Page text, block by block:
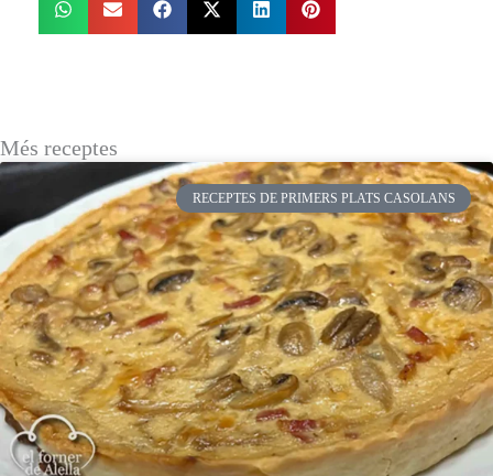
Més receptes
RECEPTES DE PRIMERS PLATS CASOLANS